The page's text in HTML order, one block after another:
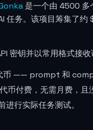
是一个由 4500 多
任务。该项目筹集了
密钥并以常用格式接收
币 —— prompt 和
付费，无需月费，且
行实际任务测试。